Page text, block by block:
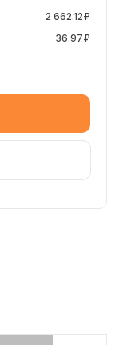
2 662.12₽
36.97₽